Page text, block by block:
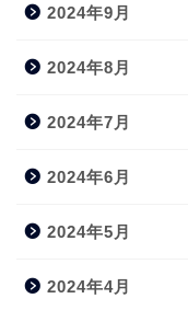
2024年9月
2024年8月
2024年7月
2024年6月
2024年5月
2024年4月